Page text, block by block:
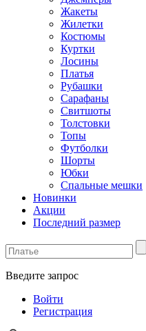
Жакеты
Жилетки
Костюмы
Куртки
Лосины
Платья
Рубашки
Сарафаны
Свитшоты
Толстовки
Топы
Футболки
Шорты
Юбки
Спальные мешки
Новинки
Акции
Последний размер
Введите запрос
Войти
Регистрация